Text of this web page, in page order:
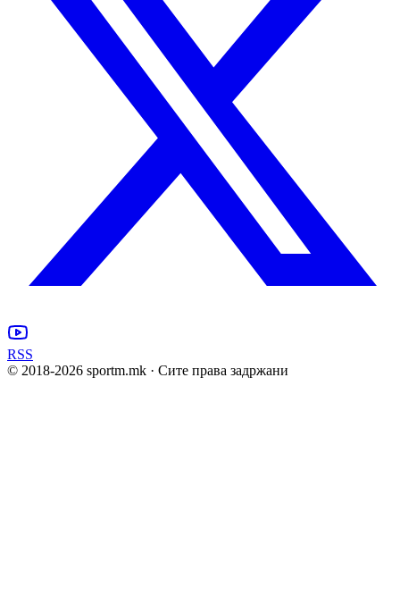
RSS
© 2018-2026 sportm.mk · Сите права задржани